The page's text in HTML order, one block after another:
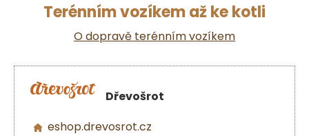
Terénním vozíkem až ke kotli
O dopravě terénním vozíkem
Dřevošrot
eshop.drevosrot.cz